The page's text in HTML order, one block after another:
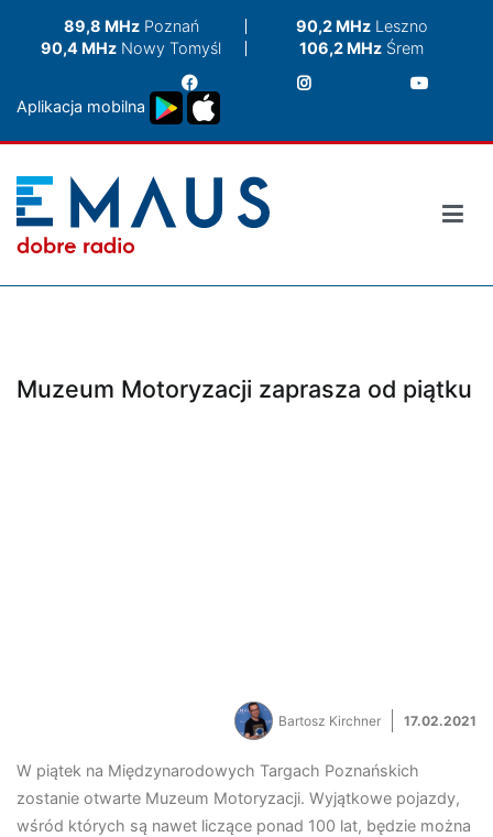
89,8 MHzPoznań 90,2 MHzLeszno
90,4 MHz Nowy Tomyśl 106,2 MHz Śrem
Aplikacja mobilna
Muzeum Motoryzacji zaprasza od piątku
Bartosz Kirchner 17.02.2021
W piątek na Międzynarodowych Targach Poznańskich
zostanie otwarte Muzeum Motoryzacji. Wyjątkowe pojazdy,
wśród których są nawet liczące ponad 100 lat, będzie można